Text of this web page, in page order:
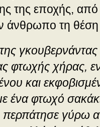
της εποχής, από
άνθρωπο τη
φτωχής χήρας,
και
ένα φτωχό
περπάτησε γύρω